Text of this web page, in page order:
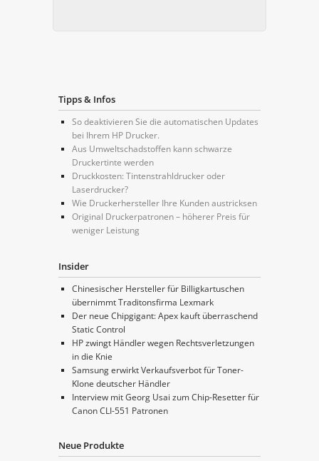
Tipps & Infos
So deaktivieren Sie die automatischen Updates
bei Ihrem HP Drucker.
Aus Umweltschadstoffen kann schwarze
Druckertinte werden
Druckkosten: Tintenstrahldrucker oder
Laserdrucker?
Wie Druckerhersteller Ihre Kunden austricksen
Original Druckerpatronen – höherer Preis für
weniger Leistung
Insider
Chinesischer Hersteller für Billigkartuschen
übernimmt Traditonsfirma Lexmark
Der neue Chipgigant: Apex kauft überraschend
Static Control
HP zwingt Händler wegen Rechtsverletzungen
in die Knie
Samsung erwirkt Verkaufsverbot für Toner-
Klone deutscher Händler
Interview mit Georg Usai zum Chip-Resetter für
Canon CLI-551 Patronen
Neue Produkte